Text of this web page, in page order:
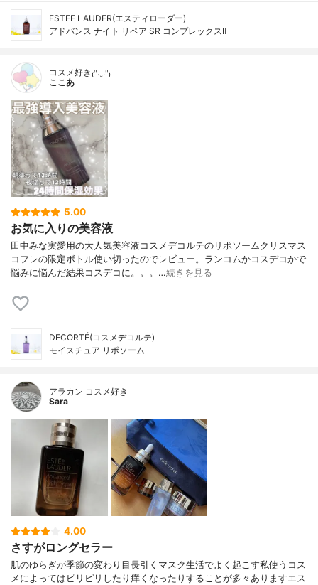
ESTEE LAUDER(エスティローダー)
アドバンス ナイト リペア SR コンプレックスⅡ
コスメ好き₍ᐢ.ˬ.ᐢ₎
ここあ
5.00
お気に入りの美容液
田中みな実愛用の大人気美容液コスメデコルテのリポソームクリスマス
コフレの限定ボトル使い切ったのでレビュー。ランコムかコスデコかで
悩みに悩んだ結果コスデコに。。。…続きを見る
DECORTÉ(コスメデコルテ)
モイスチュア リポソーム
アラカン コスメ好き
Sara
4.00
さすがロングセラー
肌のゆらぎが季節の変わり目長引くマスク生活でよく起こす私使うコス
メによってはピリピリしたり痒くなったりすることが多々ありますエス